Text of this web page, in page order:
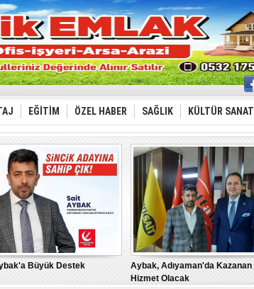
Belirlendi
yıkıldı
sulu tarımdan geçer’’
EĞİTİM ÖZEL HABER SAĞLIK KÜLTÜR SANAT
Büyük Destek
Aybak, Adıyaman'da Kazanan
Hizmet Olacak